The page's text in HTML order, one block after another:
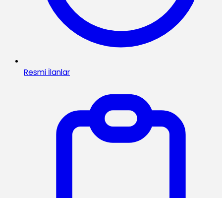
Resmi İlanlar